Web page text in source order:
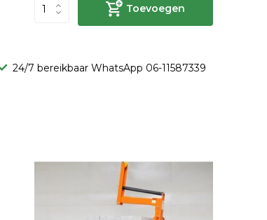
Toevoegen
24/7 bereikbaar WhatsApp 06-11587339